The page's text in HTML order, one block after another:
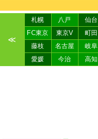
≪
札幌 八戸 仙台
FC東京
東京V 町田
藤枝
名古屋 岐阜
愛媛
今治 高知